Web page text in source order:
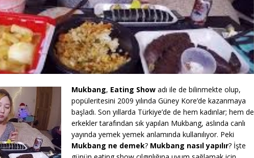
Mukbang, Eating Show adı ile de bilinmekte olup,
popüleritesini 2009 yılında Güney Kore’de kazanmaya
başladı. Son yıllarda Türkiye’de de hem kadınlar; hem de
erkekler tarafından sık yapılan Mukbang, aslında canlı
yayında yemek yemek anlamında kullanılıyor. Peki
Mukbang ne demek? Mukbang nasıl yapılır? İşte